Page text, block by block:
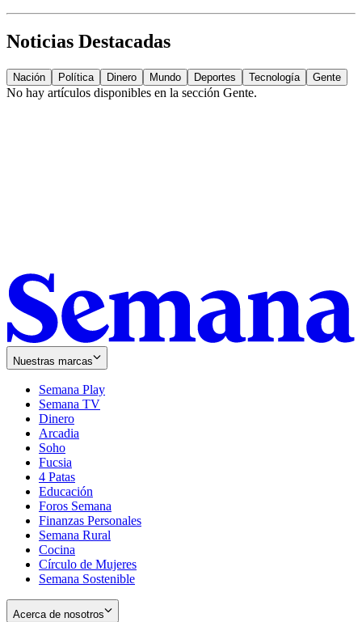
Noticias Destacadas
Nación Política Dinero Mundo Deportes Tecnología Gente
No hay artículos disponibles en la sección Gente.
Nuestras marcas
Semana Play
Semana TV
Dinero
Arcadia
Soho
in
new
window
Fucsia
in
new
window
4 Patas
Educación
Foros Semana
Finanzas Personales
Semana Rural
Cocina
Círculo de Mujeres
Semana Sostenible
Acerca de nosotros